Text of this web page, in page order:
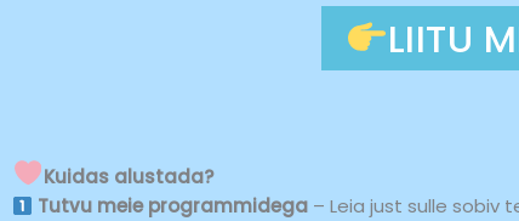
LIITU
Kuidas alustada?
Tutvu meie programmidega – Leia just sulle sobiv